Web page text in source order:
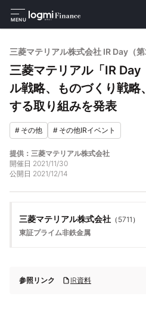
MENU
三菱マテリアル株式会社 IR Day（第
三菱マテリアル「IR
ル戦略、ものづくり戦略
する取り組みを発表
# その他 # その他IRイベント
提供：三菱マテリアル株式会社
開催日 2021/11/30
公開日 2021/12/14
三菱マテリアル株式会社 （ 5711 ）
東証プライム非鉄金属
参照リンク IR資料